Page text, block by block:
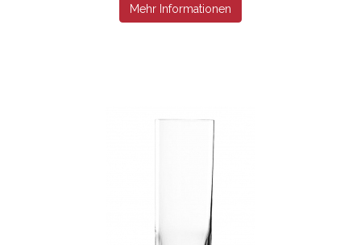
Mehr Informationen